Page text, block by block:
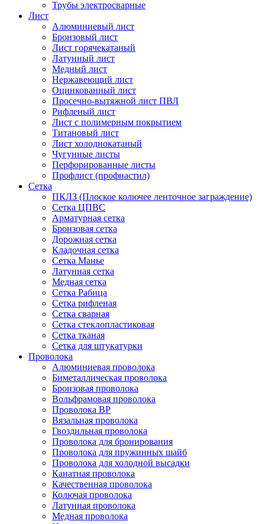
Трубы электросварные
Лист
Алюминиевый лист
Бронзовый лист
Лист горячекатаный
Латунный лист
Медный лист
Нержавеющий лист
Оцинкованный лист
Просечно-вытяжной лист ПВЛ
Рифленый лист
Лист с полимерным покрытием
Титановый лист
Лист холоднокатаный
Чугунные листы
Перфорированные листы
Профлист (профнастил)
Сетка
ПКЛЗ (Плоское колючее ленточное заграждение)
Сетка ЦПВС
Арматурная сетка
Бронзовая сетка
Дорожная сетка
Кладочная сетка
Сетка Манье
Латунная сетка
Медная сетка
Сетка Рабица
Сетка рифленая
Сетка сварная
Сетка стеклопластиковая
Сетка тканая
Сетка для штукатурки
Проволока
Алюминиевая проволока
Биметаллическая проволока
Бронзовая проволока
Вольфрамовая проволока
Проволока ВР
Вязальная проволока
Гвоздильная проволока
Проволока для бронирования
Проволока для пружинных шайб
Проволока для холодной высадки
Канатная проволока
Качественная проволока
Колючая проволока
Латунная проволока
Медная проволока